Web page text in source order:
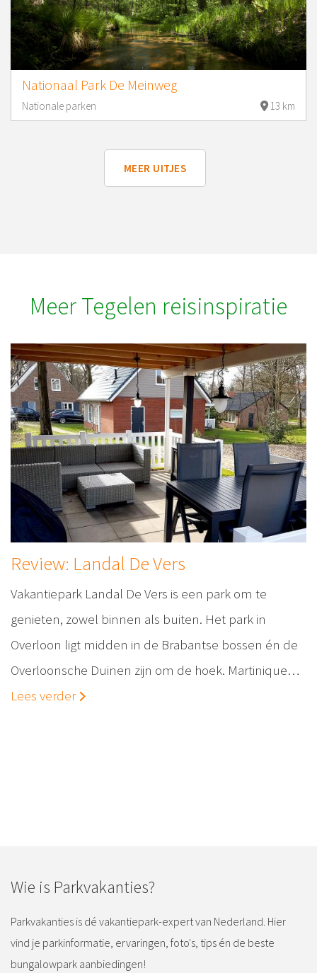
Nationaal Park De Meinweg
Nationale parken 13 km
MEER UITJES
Meer Tegelen reisinspiratie
Review: Landal De Vers
Vakantiepark Landal De Vers is een park om te
genieten, zowel binnen als buiten. Het park in
Overloon ligt midden in de Brabantse bossen én de
Overloonsche Duinen zijn om de hoek. Martinique…
Lees verder
Wie is Parkvakanties?
Parkvakanties is dé vakantiepark-expert van Nederland. Hier
vind je parkinformatie, ervaringen, foto's, tips én de beste
bungalowpark aanbiedingen!